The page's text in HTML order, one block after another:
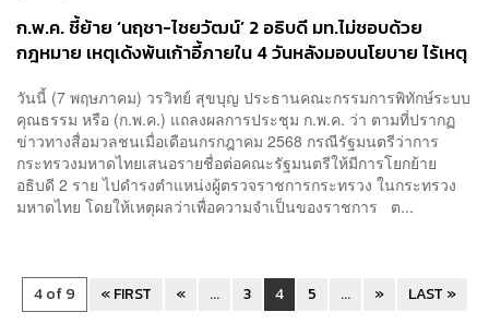
ก.พ.ค. ชี้ย้าย ‘นฤชา-ไชยวัฒน์’ 2 อธิบดี มท.ไม่ชอบด้วย
กฎหมาย เหตุเด้งพ้นเก้าอี้ภายใน 4 วันหลังมอบนโยบาย ไร้เหตุ
วันนี้ (7 พฤษภาคม) วรวิทย์ สุขบุญ ประธานคณะกรรมการพิทักษ์ระบบ
คุณธรรม หรือ (ก.พ.ค.) แถลงผลการประชุม ก.พ.ค. ว่า ตามที่ปรากฏ
ข่าวทางสื่อมวลชนเมื่อเดือนกรกฎาคม 2568 กรณีรัฐมนตรีว่าการ
กระทรวงมหาดไทยเสนอรายชื่อต่อคณะรัฐมนตรีให้มีการโยกย้าย
อธิบดี 2 ราย ไปดำรงตำแหน่งผู้ตรวจราชการกระทรวง ในกระทรวง
มหาดไทย โดยให้เหตุผลว่าเพื่อความจำเป็นของราชการ ต...
4 of 9 « FIRST « ... 3 4 5 ... » LAST »